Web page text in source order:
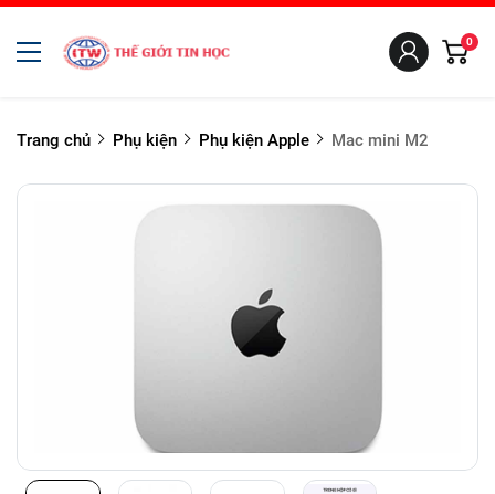
0
Trang chủ Phụ kiện Phụ kiện Apple Mac mini M2